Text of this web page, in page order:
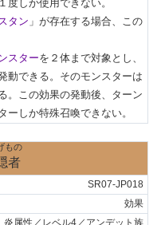
しか使用できない。
タン 」が存在する場合、この
スターを２体まで対象とし、
動できる。そのモンスターは
。この効果の発動後、ターン
しか特殊召喚できない。
もの
者
SR07-JP018
効果